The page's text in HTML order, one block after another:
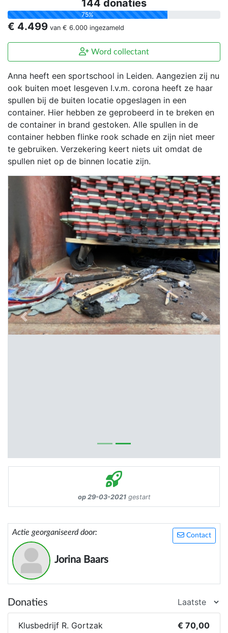
144 donaties
75%
€ 4.499 van € 6.000 ingezameld
Word collectant
Previous Next
Anna heeft een sportschool in Leiden. Aangezien zij nu
ook buiten moet lesgeven I.v.m. corona heeft ze haar
spullen bij de buiten locatie opgeslagen in een
container. Hier hebben ze geprobeerd in te breken en
de container in brand gestoken. Alle spullen in de
container hebben flinke rook schade en zijn niet meer
te gebruiken. Verzekering keert niets uit omdat de
spullen niet op de binnen locatie zijn.
op 29-03-2021gestart
Contact
Actie georganiseerd door:
Jorina Baars
Donaties
Klusbedrijf R. Gortzak € 70,00